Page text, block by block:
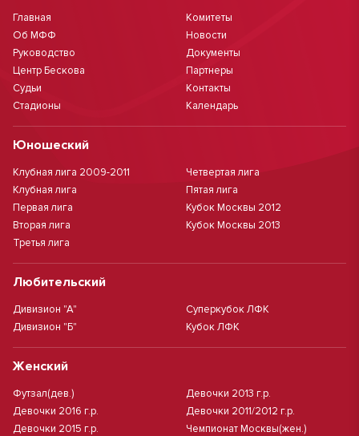
Главная
Об МФФ
Руководство
Центр Бескова
Судьи
Стадионы
Комитеты
Новости
Документы
Партнеры
Контакты
Календарь
Юношеский
Клубная лига 2009-2011
Клубная лига
Первая лига
Вторая лига
Третья лига
Четвертая лига
Пятая лига
Кубок Москвы 2012
Кубок Москвы 2013
Любительский
Дивизион "А"
Дивизион "Б"
Суперкубок ЛФК
Кубок ЛФК
Женский
Футзал(дев.)
Девочки 2016 г.р.
Девочки 2015 г.р.
Девочки 2013 г.р.
Девочки 2011/2012 г.р.
Чемпионат Москвы(жен.)